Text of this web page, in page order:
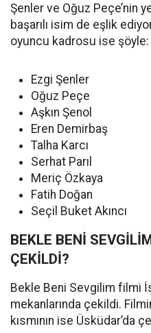
Şenler ve Oğuz Peçe’nin
başarılı isim de eşlik
oyuncu kadrosu ise şöyle:
Ezgi Şenler
Oğuz Peçe
Aşkın Şenol
Eren Demirbaş
Talha Karcı
Serhat Parıl
Meriç Özkaya
Fatih Doğan
Seçil Buket Akıncı
BEKLE BENİ
ÇEKİLDİ?
Bekle Beni Sevgilim filmi
mekanlarında çekildi.
kısmının ise Üsküdar’da